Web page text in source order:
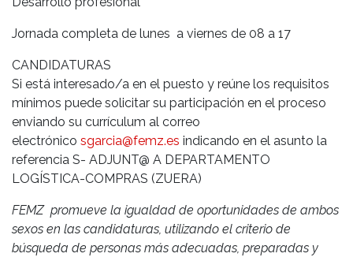
Jornada completa de lunes a viernes de 08 a 17
CANDIDATURAS
Si está interesado/a en el puesto y reúne los requisitos
mínimos puede solicitar su participación en el proceso
enviando su currículum al correo
electrónico sgarcia@femz.es indicando en el asunto la
referencia S- ADJUNT@ A DEPARTAMENTO
LOGÍSTICA-COMPRAS (ZUERA)
FEMZ promueve la igualdad de oportunidades de ambos
sexos en las candidaturas, utilizando el criterio de
búsqueda de personas más adecuadas, preparadas y